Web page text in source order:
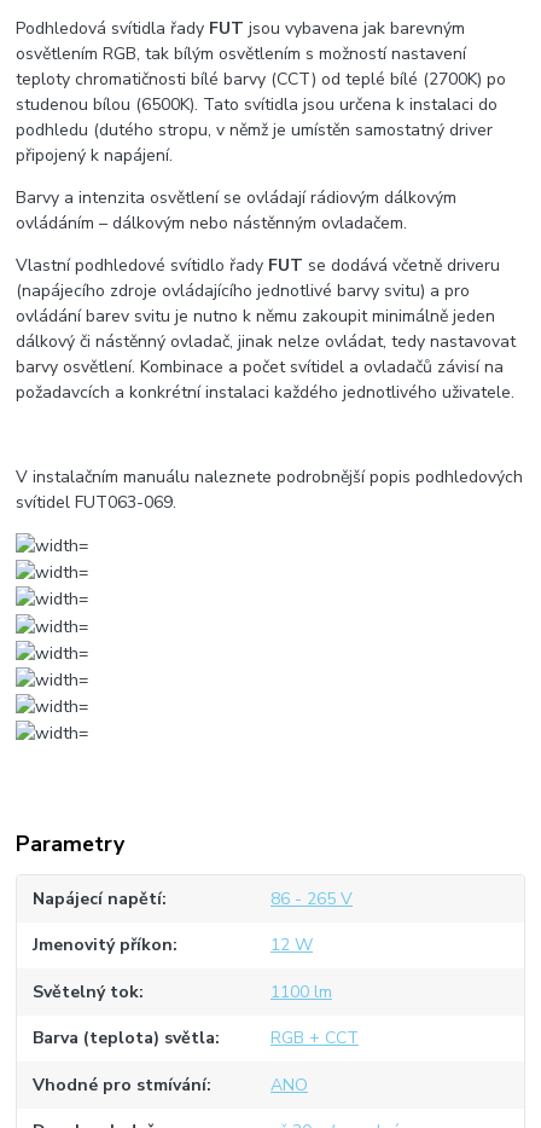
Podhledová svítidla řady FUTjsou vybavena jak barevným
osvětlením RGB, tak bílým osvětlením s možností nastavení
teploty chromatičnosti bílé barvy (CCT) od teplé bílé (2700K) po
studenou bílou (6500K). Tato svítidla jsou určena k instalaci do
podhledu (dutého stropu, v němž je umístěn samostatný driver
připojený k napájení.
Barvy a intenzita osvětlení se ovládají rádiovým dálkovým
ovládáním – dálkovým nebo nástěnným ovladačem.
Vlastní podhledové svítidlo řady FUT se dodává včetně driveru
(napájecího zdroje ovládajícího jednotlivé barvy svitu) a pro
ovládání barev svitu je nutno k němu zakoupit minimálně jeden
dálkový či nástěnný ovladač, jinak nelze ovládat, tedy nastavovat
barvy osvětlení. Kombinace a počet svítidel a ovladačů závisí na
požadavcích a konkrétní instalaci každého jednotlivého uživatele.
V instalačním manuálu naleznete podrobnější popis podhledových
svítidel FUT063-069.
Parametry
Napájecí napětí 86 - 265 V
Jmenovitý příkon 12 W
Světelný tok 1100 lm
Barva (teplota) světla RGB + CCT
Vhodné pro stmívání ANO